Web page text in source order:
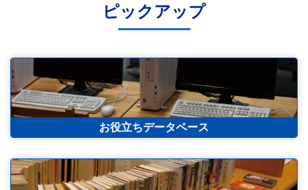
ピックアップ
お役立ちデータベース